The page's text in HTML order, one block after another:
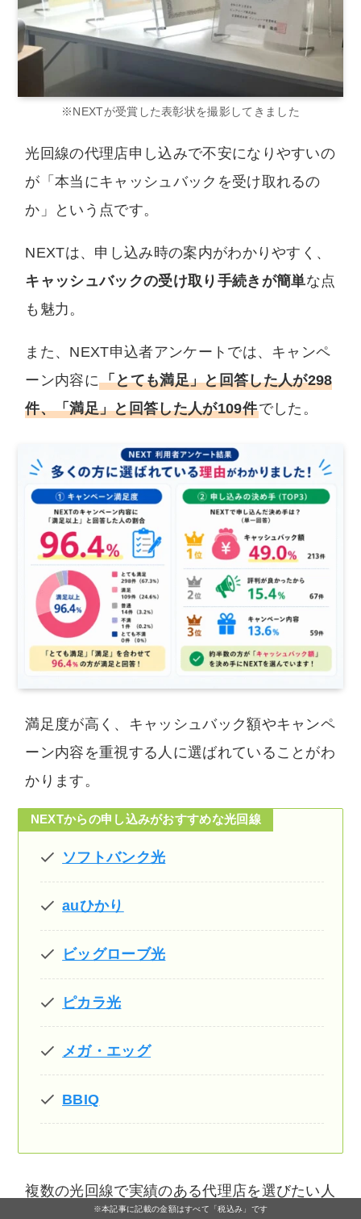
※本記事に記載の金額はすべて「税込み」です
※NEXTが受賞した表彰状を撮影してきました
光回線の代理店申し込みで不安になりやすいの
が「本当にキャッシュバックを受け取れるの
か」という点です。
NEXTは、申し込み時の案内がわかりやすく、
キャッシュバックの受け取り手続きが簡単な点
も魅力。
また、NEXT申込者アンケートでは、キャンペ
ーン内容に「とても満足」と回答した人が298
件、「満足」と回答した人が109件でした。
満足度が高く、キャッシュバック額やキャンペ
ーン内容を重視する人に選ばれていることがわ
かります。
NEXTからの申し込みがおすすめな光回線
ソフトバンク光
auひかり
ビッグローブ光
ピカラ光
メガ・エッグ
BBIQ
複数の光回線で実績のある代理店を選びたい人